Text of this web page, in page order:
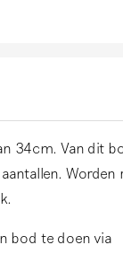
34cm. Van dit
Worden
bod te doen via